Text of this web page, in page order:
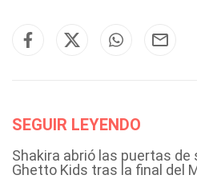
SEGUIR LEYENDO
Shakira abrió las puertas de
Ghetto Kids tras la final del